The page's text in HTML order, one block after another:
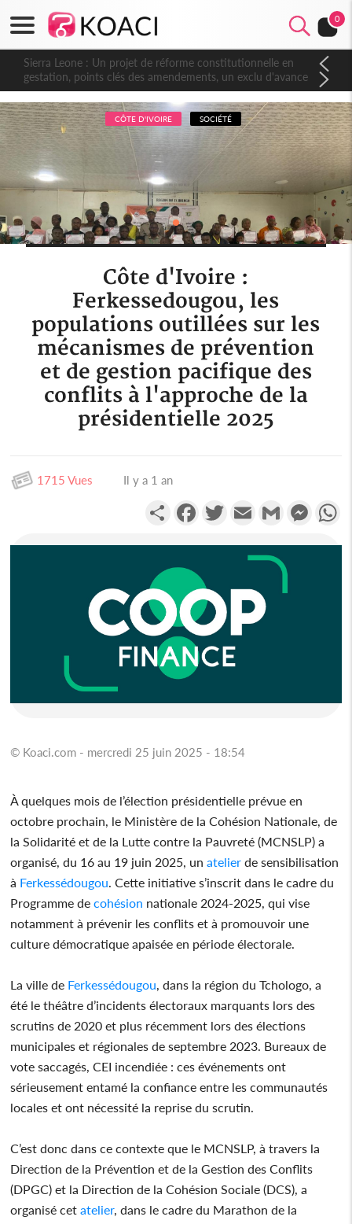
0
Sierra Leone : Un projet de réforme constitutionnelle en
gestation, points clés des amendements, un exclu d'avance
CÔTE D'IVOIRE SOCIÉTÉ
Côte d'Ivoire :
Ferkessedougou, les
populations outillées sur les
mécanismes de prévention
et de gestion pacifique des
conflits à l'approche de la
présidentielle 2025
1715 Vues Il y a 1 an
PartagerFacebookTwitterEmail Gmail
© Koaci.com - mercredi 25 juin 2025 - 18:54
À quelques mois de l’élection présidentielle prévue en
octobre prochain, le Ministère de la Cohésion Nationale, de
la Solidarité et de la Lutte contre la Pauvreté (MCNSLP) a
organisé, du 16 au 19 juin 2025, un atelier de sensibilisation
à Ferkessédougou . Cette initiative s’inscrit dans le cadre du
Programme de cohésion nationale 2024-2025, qui vise
notamment à prévenir les conflits et à promouvoir une
culture démocratique apaisée en période électorale.
La ville de Ferkessédougou , dans la région du Tchologo, a
été le théâtre d’incidents électoraux marquants lors des
scrutins de 2020 et plus récemment lors des élections
municipales et régionales de septembre 2023. Bureaux de
vote saccagés, CEI incendiée : ces événements ont
sérieusement entamé la confiance entre les communautés
locales et ont nécessité la reprise du scrutin.
C’est donc dans ce contexte que le MCNSLP, à travers la
Direction de la Prévention et de la Gestion des Conflits
(DPGC) et la Direction de la Cohésion Sociale (DCS), a
organisé cet atelier, dans le cadre du Marathon de la